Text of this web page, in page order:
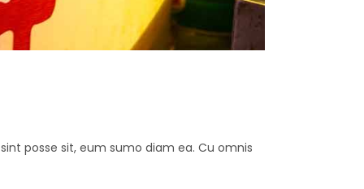
posse sit, eum sumo diam ea. Cu omnis